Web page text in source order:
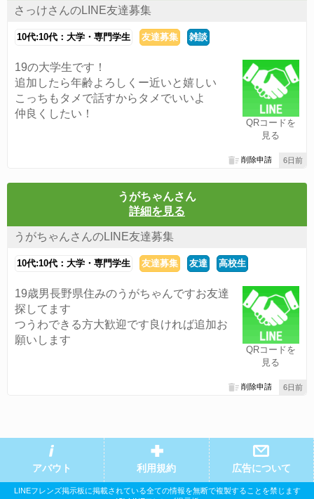
さっけさんのLINE友達募集
10代:10代：大学・専門学生 友達募集 雑談
QRコードを
見る
19の大学生です！
追加したら年齢よろしくー近いと嬉しい
こっちもタメで話すからタメでいいよ
仲良くしたい！
6日前
削除申請
うがちゃんさん
詳細を見る
うがちゃんさんのLINE友達募集
10代:10代：大学・専門学生 友達募集 友達 高校生
QRコードを
見る
19歳男長野県住みのうがちゃんですお友達
探してます
つうわできる方大歓迎です良ければ追加お
願いします
6日前
削除申請
アバウト 利用規約 広告について
LINEフレンズ掲示板に掲載されている全ての情報を無断で複製することを禁じます